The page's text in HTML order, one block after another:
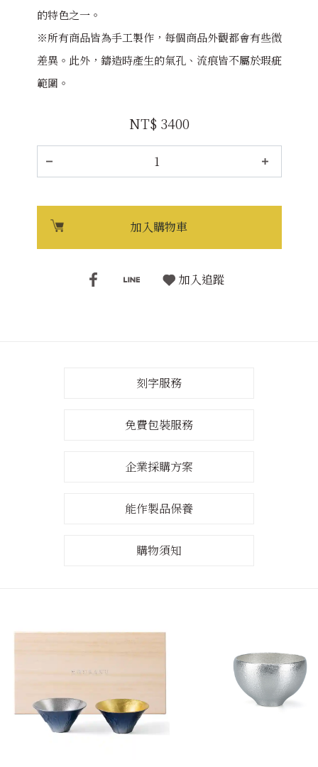
的特色之一。
※所有商品皆為手工製作，每個商品外觀都會有些微
差異。此外，鑄造時產生的氣孔、流痕皆不屬於瑕疵
範圍。
NT$ 3400
加入購物車
加入追蹤
刻字服務
免費包裝服務
企業採購方案
能作製品保養
購物須知